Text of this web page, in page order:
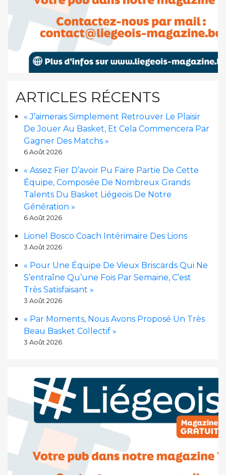
ARTICLES RÉCENTS
« J’aimerais Simplement Retrouver Le Plaisir
De Jouer Au Basket, Et Cela Commencera Par
Gagner Des Matchs »
6 Août 2026
« Assez Fier D’avoir Pu Faire Partie De Cette
Équipe, Composée De Nombreux Grands
Talents Du Basket Liégeois De Notre
Génération »
6 Août 2026
Lionel Bosco Coach Intérimaire Des Lions
3 Août 2026
« Pour Une Équipe De Vieux Briscards Qui Ne
S’entraîne Qu’une Fois Par Semaine, C’est
Très Satisfaisant »
3 Août 2026
« Par Moments, Nous Avons Proposé Un Très
Beau Basket Collectif »
3 Août 2026